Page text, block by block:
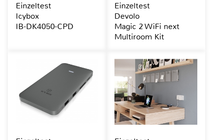
Einzeltest
Icybox
IB-DK4050-CPD
Einzeltest
Devolo
Magic 2 WiFi next
Multiroom Kit